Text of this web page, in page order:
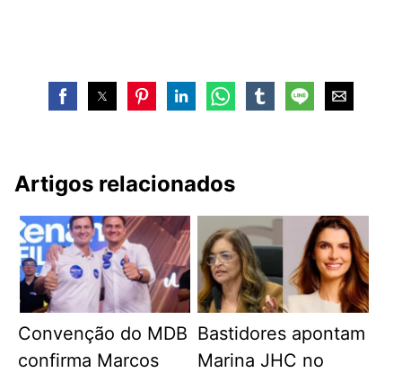
Artigos relacionados
Convenção do MDB
confirma Marcos
Bastidores apontam
Marina JHC no